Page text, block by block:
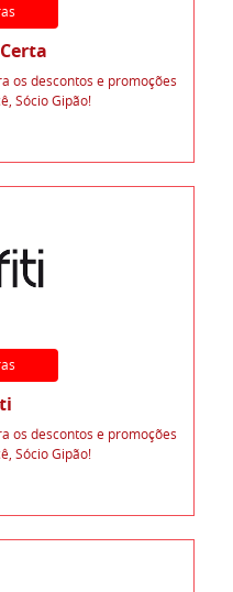
os descontos e promoções
Sócio Gipão!
os descontos e promoções
Sócio Gipão!